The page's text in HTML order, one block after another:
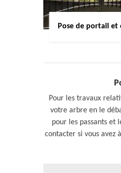
Pose de portail et
Pour les travaux
votre arbre en le
pour les passants et
contacter si vous avez